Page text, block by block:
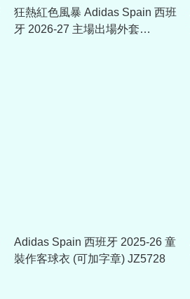
狂熱紅色風暴 Adidas Spain 西班
牙 2026-27 主場出場外套
Adidas Spain 西班牙 2025-26 童
裝作客球衣 (可加字章) JZ5728